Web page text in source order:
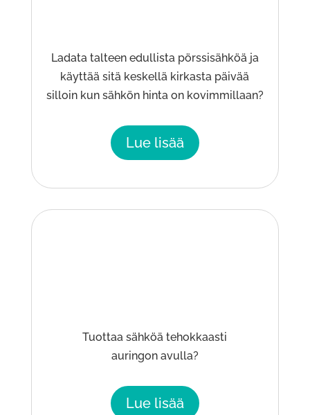
Ladata talteen edullista pörssisähköä ja
käyttää sitä keskellä kirkasta päivää
silloin kun sähkön hinta on kovimmillaan?
Lue lisää
Tuottaa sähköä tehokkaasti
auringon avulla?
Lue lisää